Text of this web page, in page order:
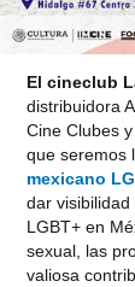
El cineclub
distribuidora
Cine Clubes
que seremos
mexicano
dar
LGBT+ en
sexual, las
valiosa